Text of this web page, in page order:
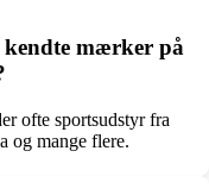
mærker på
ofte sportsudstyr fra
og mange flere.